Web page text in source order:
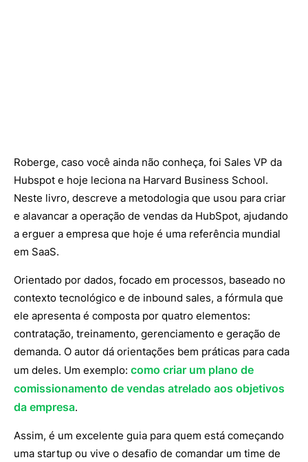
Roberge, caso você ainda não conheça, foi Sales VP da
Hubspot e hoje leciona na Harvard Business School.
Neste livro, descreve a metodologia que usou para criar
e alavancar a operação de vendas da HubSpot, ajudando
a erguer a empresa que hoje é uma referência mundial
em SaaS.
Orientado por dados, focado em processos, baseado no
contexto tecnológico e de inbound sales, a fórmula que
ele apresenta é composta por quatro elementos:
contratação, treinamento, gerenciamento e geração de
demanda. O autor dá orientações bem práticas para cada
um deles. Um exemplo: como criar um plano de
comissionamento de vendas atrelado aos objetivos
da empresa.
Assim, é um excelente guia para quem está começando
uma startup ou vive o desafio de comandar um time de